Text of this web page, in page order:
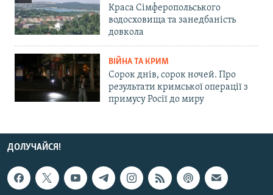
Краса Сімферопольського
водосховища та занедбаність
довкола
ВІЙНА ТА КРИМ
Сорок днів, сорок ночей. Про
результати кримської операції з
примусу Росії до миру
ДОЛУЧАЙСЯ!